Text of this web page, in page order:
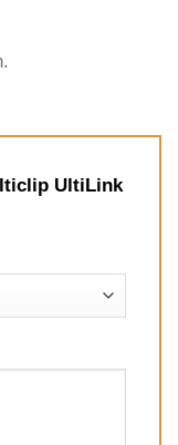
UltiLink